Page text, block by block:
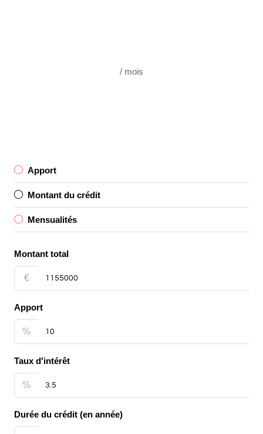
/ mois
Apport
Montant du crédit
Mensualités
Montant total
€
Apport
%
Taux d'intérêt
%
Durée du crédit (en année)